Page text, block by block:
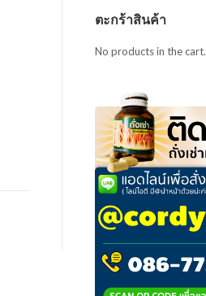
ตะกร้าสินค้า
No products in the cart.